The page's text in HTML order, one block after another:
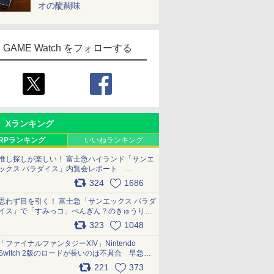
オの醍醐味
GAME Watch をフォローする
Xランキング
ランキング いいねランキング
し探しが楽しい！ 富士急ハイランド「サンエ
クス パラダイス」内覧会レポート
324 1686
わず目を引く！ 富士急「サンエックス パラダ
ス」で「すみっコ」ぺんぎん？のきゅうりド
グを食べてみた イラストそのままのメニュ
化に挑戦。これが意外にもおいしい
Kgl04hZaeg
323 1048
ファイナルファンタジーXIV」Nintendo
2版のロードが長いのは不具合 早急に
ップデートできるよう対応中221 373